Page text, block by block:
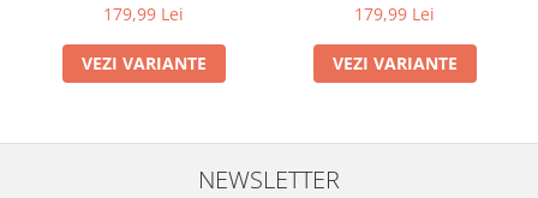
179,99 Lei
VEZI VARIANTE
179,99 Lei
VEZI VARIANTE
NEWSLETTER